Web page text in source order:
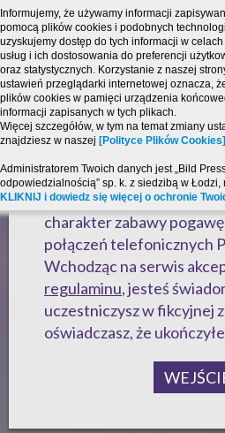
Informujemy, że używamy informacji
pomocą plików cookies i podobnych
uzyskujemy dostęp do tych informacji w
usług i ich dostosowania do preferencji
oraz statystycznych. Korzystanie z naszej
ustawień przeglądarki internetowej oznacza,
plików cookies w pamięci urządzenia
informacji zapisanych w tych plikach.
Więcej szczegółów, w tym na temat zmiany
znajdziesz w naszej [Polityce Plików Cookies]
Administratorem Twoich danych jest „Bild
odpowiedzialnością” sp. k. z siedzibą w
KLIKNIJ i dowiedz się więcej o ochronie
erotycznym i jest
które ukończyły 18 lat!
charakter zabawy
połączeń telefonicznych
Wchodząc na serwis
regulaminu, jesteś
uczestniczysz w fikcyjnej
oświadczasz, że